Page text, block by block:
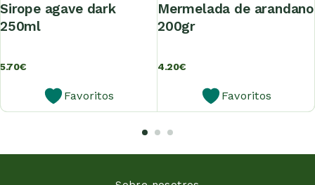
sirope agave dark
250ml
5.70€
Favoritos
mermelada de arandano
200gr
4.20€
Favoritos